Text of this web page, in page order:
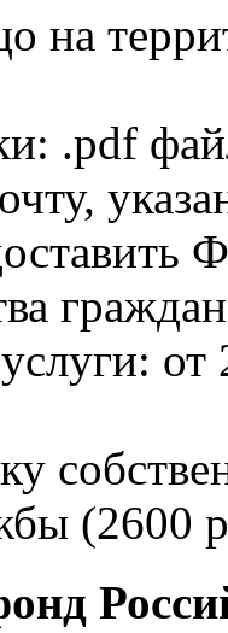
на
.pdf
от
(2600